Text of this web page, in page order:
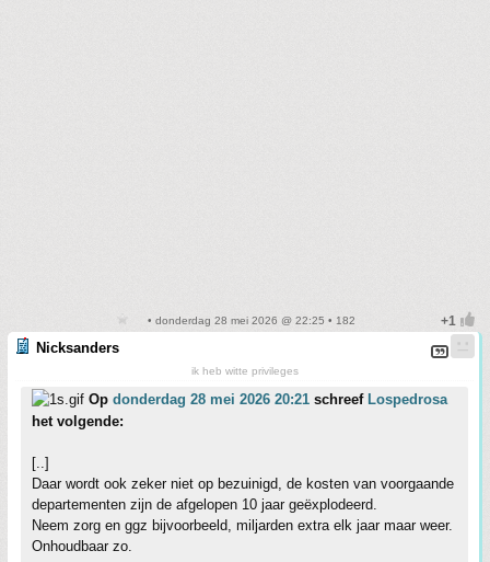
• donderdag 28 mei 2026 @ 22:25 • 182
Nicksanders
ik heb witte privileges
Op donderdag 28 mei 2026 20:21 schreef Lospedrosa
het volgende:
[..]
Daar wordt ook zeker niet op bezuinigd, de kosten van voorgaande
departementen zijn de afgelopen 10 jaar geëxplodeerd.
Neem zorg en ggz bijvoorbeeld, miljarden extra elk jaar maar weer.
Onhoudbaar zo.